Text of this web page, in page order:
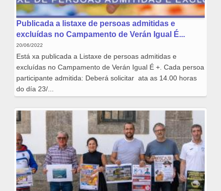
Publicada a listaxe de persoas admitidas e
excluídas no Campamento de Verán Igual É...
20/06/2022
Está xa publicada a Listaxe de persoas admitidas e
excluídas no Campamento de Verán Igual É +. Cada persoa
participante admitida: Deberá solicitar ata as 14.00 horas
do día 23/...